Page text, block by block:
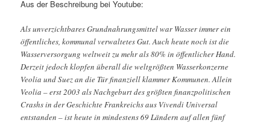
Aus der Beschreibung bei Youtube:
Als unverzichtbares Grundnahrungsmittel war Wasser immer ein
öffentliches, kommunal verwaltetes Gut. Auch heute noch ist die
Wasserversorgung weltweit zu mehr als 80% in öffentlicher Hand.
Derzeit jedoch klopfen überall die weltgrößten Wasserkonzerne
Veolia und Suez an die Tür finanziell klammer Kommunen. Allein
Veolia – erst 2003 als Nachgeburt des größten finanzpolitischen
Crashs in der Geschichte Frankreichs aus Vivendi Universal
entstanden – ist heute in mindestens 69 Ländern auf allen fünf